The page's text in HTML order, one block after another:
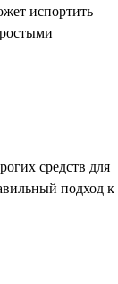
испортить
средств для
подход к